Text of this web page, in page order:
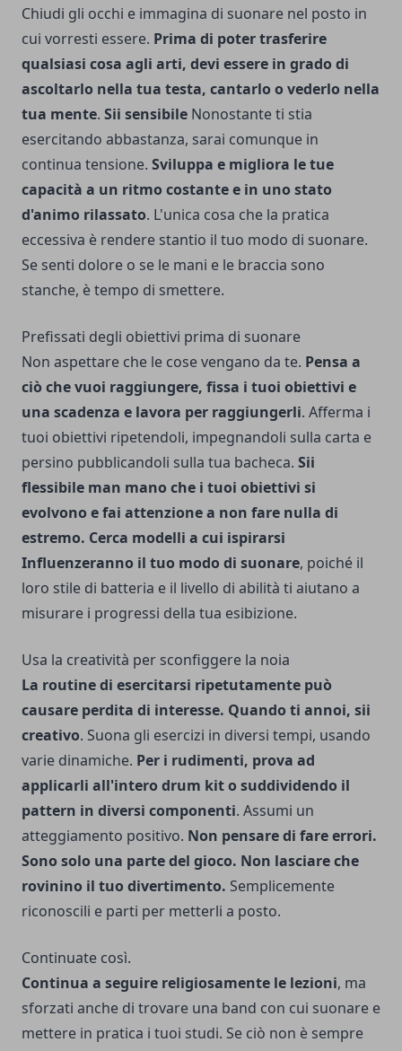
Chiudi gli occhi e immagina di suonare nel posto in
cui vorresti essere. Prima di poter trasferire
qualsiasi cosa agli arti, devi essere in grado di
ascoltarlo nella tua testa, cantarlo o vederlo nella
tua mente. Sii sensibile Nonostante ti stia
esercitando abbastanza, sarai comunque in
continua tensione. Sviluppa e migliora le tue
capacità a un ritmo costante e in uno stato
d'animo rilassato. L'unica cosa che la pratica
eccessiva è rendere stantio il tuo modo di suonare.
Se senti dolore o se le mani e le braccia sono
stanche, è tempo di smettere.
Prefissati degli obiettivi prima di suonare
Non aspettare che le cose vengano da te. Pensa a
ciò che vuoi raggiungere, fissa i tuoi obiettivi e
una scadenza e lavora per raggiungerli. Afferma i
tuoi obiettivi ripetendoli, impegnandoli sulla carta e
persino pubblicandoli sulla tua bacheca. Sii
flessibile man mano che i tuoi obiettivi si
evolvono e fai attenzione a non fare nulla di
estremo. Cerca modelli a cui ispirarsi
Influenzeranno il tuo modo di suonare, poiché il
loro stile di batteria e il livello di abilità ti aiutano a
misurare i progressi della tua esibizione.
Usa la creatività per sconfiggere la noia
La routine di esercitarsi ripetutamente può
causare perdita di interesse. Quando ti annoi, sii
creativo. Suona gli esercizi in diversi tempi, usando
varie dinamiche. Per i rudimenti, prova ad
applicarli all'intero drum kit o suddividendo il
pattern in diversi componenti. Assumi un
atteggiamento positivo. Non pensare di fare errori.
Sono solo una parte del gioco. Non lasciare che
rovinino il tuo divertimento. Semplicemente
riconoscili e parti per metterli a posto.
Continuate così.
Continua a seguire religiosamente le lezioni, ma
sforzati anche di trovare una band con cui suonare e
mettere in pratica i tuoi studi. Se ciò non è sempre